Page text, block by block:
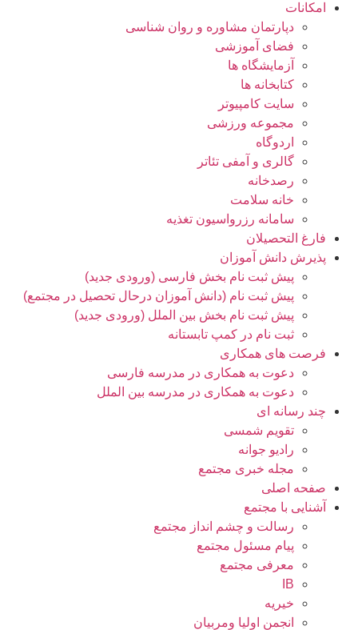
امکانات
دپارتمان مشاوره و روان شناسی
فضای آموزشی
آزمایشگاه ها
کتابخانه ها
سایت کامپیوتر
مجموعه ورزشی
اردوگاه
گالری و آمفی تئاتر
رصدخانه
خانه سلامت
سامانه رزرواسیون تغذیه
فارغ التحصیلان
پذیرش دانش آموزان
پیش ثبت نام بخش فارسی (ورودی جدید)
پیش ثبت نام (دانش آموزان درحال تحصیل در مجتمع)
پیش ثبت نام بخش بین الملل (ورودی جدید)
ثبت نام در کمپ تابستانه
فرصت های همکاری
دعوت به همکاری در مدرسه فارسی
دعوت به همکاری در مدرسه بین الملل
چند رسانه ای
تقویم شمسی
رادیو جوانه
مجله خبری مجتمع
صفحه اصلی
آشنایی با مجتمع
رسالت و چشم انداز مجتمع
پیام مسئول مجتمع
معرفی مجتمع
IB
خیریه
انجمن اولیا ومربیان